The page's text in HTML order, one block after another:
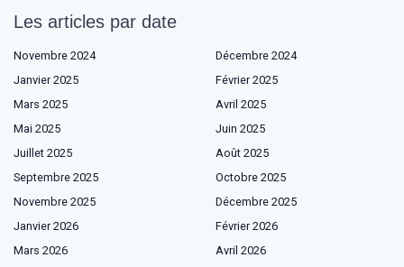
Les articles par date
Novembre 2024
Décembre 2024
Janvier 2025
Février 2025
Mars 2025
Avril 2025
Mai 2025
Juin 2025
Juillet 2025
Août 2025
Septembre 2025
Octobre 2025
Novembre 2025
Décembre 2025
Janvier 2026
Février 2026
Mars 2026
Avril 2026